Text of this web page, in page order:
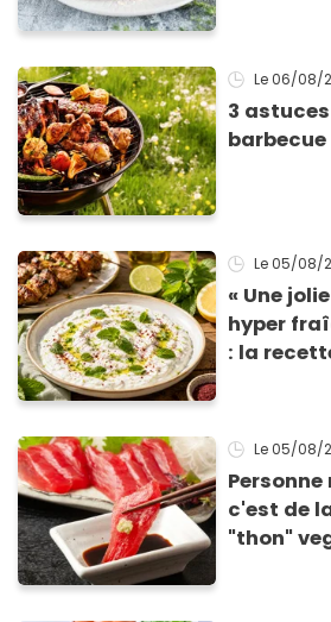
Le 06/08/
3
Le 05/08/
« Une
hyper
: la
grillades
Le 05/08/
c'est de
"thon"